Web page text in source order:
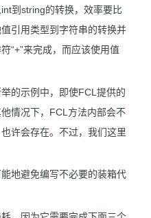
到string的转换，效率要比
引用类型到字符串的转换并
“+”来完成，而应该使用值
的示例中，即使FCL提供的
情况下，FCL方法内部会不
许会存在。不过，我们这里
地避免编写不必要的装箱代